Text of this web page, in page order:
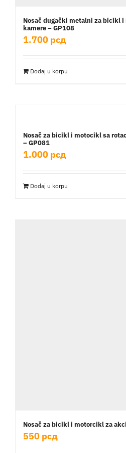
Nosač dugački metalni za bicikl
kamere – GP108
1.700 рсд
Dodaj u korpu
Nosač za bicikl i motocikl sa
– GP081
1.000 рсд
Dodaj u korpu
Nosač za bicikl i motorcikl za
550 рсд